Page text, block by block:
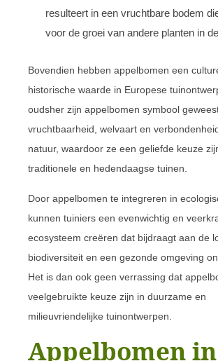
resulteert in een vruchtbare bodem
voor de groei van andere planten in
Bovendien hebben appelbomen een
historische waarde in Europese
oudsher zijn appelbomen symbool
vruchtbaarheid, welvaart en
natuur, waardoor ze een geliefde keuze
traditionele en hedendaagse tuinen.
Door appelbomen te integreren in
kunnen tuiniers een evenwichtig en
ecosysteem creëren dat bijdraagt aan de
biodiversiteit en een gezonde omgeving
Het is dan ook geen verrassing dat
veelgebruikte keuze zijn in duurzame en
milieuvriendelijke tuinontwerpen.
Appelbomen in